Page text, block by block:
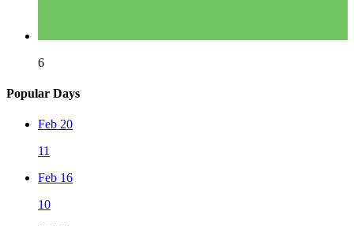
6
Popular Days
Feb 20
11
Feb 16
10